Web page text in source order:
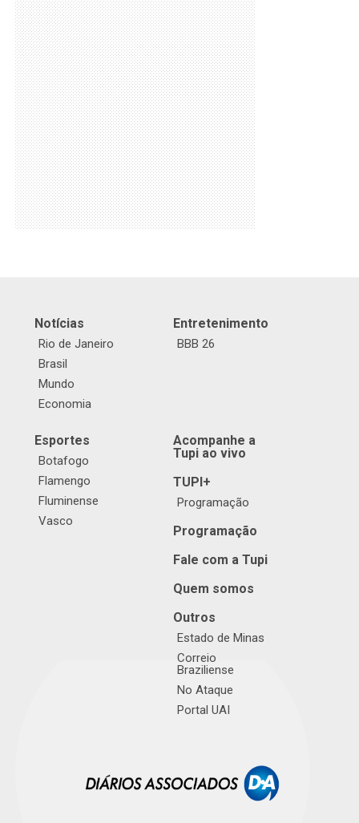
Notícias
Rio de Janeiro
Brasil
Mundo
Economia
Entretenimento
BBB 26
Esportes
Botafogo
Flamengo
Fluminense
Vasco
Acompanhe a
Tupi ao vivo
TUPI+
Programação
Programação
Fale com a Tupi
Quem somos
Outros
Estado de Minas
Correio
Braziliense
No Ataque
Portal UAI